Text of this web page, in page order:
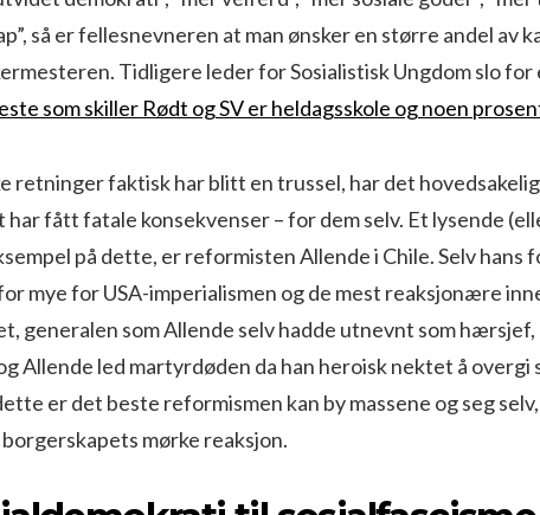
så er fellesnevneren at man ønsker en større andel av
Tidligere leder for Sosialistisk Ungdom slo for
som skiller Rødt og SV er heldagsskole og noen
retninger faktisk har blitt en trussel, har det
har fått fatale konsekvenser – for dem selv. Et lysende
på dette, er reformisten Allende i Chile. Selv hans
mye for USA-imperialismen og de mest reaksjonære
generalen som Allende selv hadde utnevnt som
Allende led martyrdøden da han heroisk nektet å overgi
er det beste reformismen kan by massene og seg
mørke reaksjon.